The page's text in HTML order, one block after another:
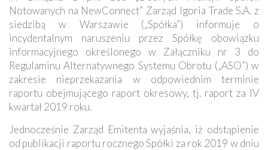
Notowanych na NewConnect” Zarząd Igoria Trade S.A. z
siedzibą w Warszawie („Spółka”) informuje o
incydentalnym naruszeniu przez Spółkę obowiązku
informacyjnego określonego w Załączniku nr 3 do
Regulaminu Alternatywnego Systemu Obrotu („ASO”) w
zakresie nieprzekazania w odpowiednim terminie
raportu obejmującego raport okresowy, tj. raport za IV
kwartał 2019 roku.
Jednocześnie Zarząd Emitenta wyjaśnia, iż odstąpienie
od publikacji raportu rocznego Spółki za rok 2019 w dniu